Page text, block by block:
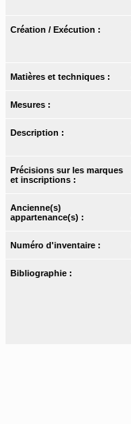
Création / Exécution :
Matières et techniques :
Mesures :
Description :
Précisions sur les marques
et inscriptions :
Ancienne(s)
appartenance(s) :
Numéro d'inventaire :
Bibliographie :